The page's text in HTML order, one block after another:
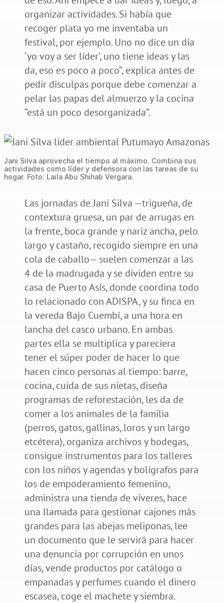
organizar actividades. Si había que
recoger plata yo me inventaba un
festival, por ejemplo. Uno no dice un día
‘yo voy a ser líder’, uno tiene ideas y las
da, eso es poco a poco”, explica antes de
pedir disculpas porque debe comenzar a
pelar las papas del almuerzo y la cocina
“está un poco desorganizada”.
Jani Silva aprovecha el tiempo al máximo. Combina sus
actividades como líder y defensora con las tareas de su
hogar. Foto: Laila Abu Shihab Vergara.
Las jornadas de Jani Silva —trigueña, de
contextura gruesa, un par de arrugas en
la frente, boca grande y nariz ancha, pelo
largo y castaño, recogido siempre en una
cola de caballo— suelen comenzar a las
4 de la madrugada y se dividen entre su
casa de Puerto Asís, donde coordina todo
lo relacionado con ADISPA, y su finca en
la vereda Bajo Cuembí, a una hora en
lancha del casco urbano. En ambas
partes ella se multiplica y pareciera
tener el súper poder de hacer lo que
hacen cinco personas al tiempo: barre,
cocina, cuida de sus nietas, diseña
programas de reforestación, les da de
comer a los animales de la familia
(perros, gatos, gallinas, loros y un largo
etcétera), organiza archivos y bodegas,
consigue instrumentos para los talleres
con los niños y agendas y bolígrafos para
los de empoderamiento femenino,
administra una tienda de víveres, hace
una llamada para gestionar cajones más
grandes para las abejas meliponas, lee
un documento que le servirá para hacer
una denuncia por corrupción en unos
días, vende productos por catálogo o
empanadas y perfumes cuando el dinero
escasea, coge el machete y siembra.